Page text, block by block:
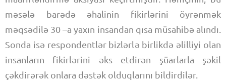
məsələ barədə əhalinin fikirlərini öyrənmək
məqsədilə 30 –a yaxın insandan qısa müsahibə alındı.
Sonda isə respondentlər bizlərlə birlikdə əlilliyi olan
insanların fikirlərini əks etdirən şüarlarla şəkil
çəkdirərək onlara dəstək olduqlarını bildirdilər.